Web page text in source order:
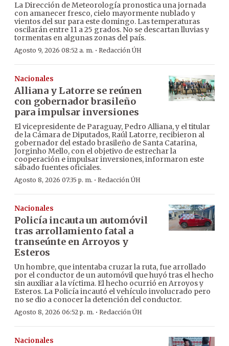
La Dirección de Meteorología pronostica una jornada
con amanecer fresco, cielo mayormente nublado y
vientos del sur para este domingo. Las temperaturas
oscilarán entre 11 a 25 grados. No se descartan lluvias y
tormentas en algunas zonas del país.
Agosto 9, 2026 08:52 a. m. · Redacción ÚH
Nacionales
Alliana y Latorre se reúnen
con gobernador brasileño
para impulsar inversiones
El vicepresidente de Paraguay, Pedro Alliana, y el titular
de la Cámara de Diputados, Raúl Latorre, recibieron al
gobernador del estado brasileño de Santa Catarina,
Jorginho Mello, con el objetivo de estrechar la
cooperación e impulsar inversiones, informaron este
sábado fuentes oficiales.
Agosto 8, 2026 07:35 p. m. · Redacción ÚH
Nacionales
Policía incauta un automóvil
tras arrollamiento fatal a
transeúnte en Arroyos y
Esteros
Un hombre, que intentaba cruzar la ruta, fue arrollado
por el conductor de un automóvil que huyó tras el hecho
sin auxiliar a la víctima. El hecho ocurrió en Arroyos y
Esteros. La Policía incautó el vehículo involucrado pero
no se dio a conocer la detención del conductor.
Agosto 8, 2026 06:52 p. m. · Redacción ÚH
Nacionales